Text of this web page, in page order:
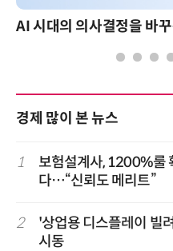
경제 많이 본 뉴스
1
보험설계사, 1200%룰
다…“신뢰도 메리트”
2
'상업용 디스플레이 빌
시동